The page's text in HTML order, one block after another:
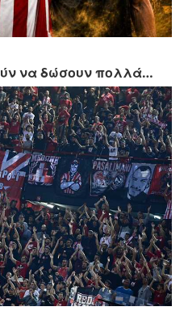
να δώσουν πολλά…